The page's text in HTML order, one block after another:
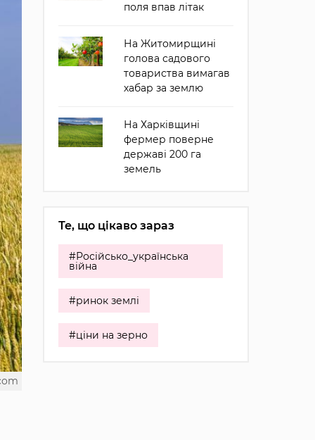
поля впав літак
На Житомирщині
голова садового
товариства вимагав
хабар за землю
На Харківщині
фермер поверне
державі 200 га
земель
Те, що цікаво зараз
#Російсько_українська
війна
#ринок землі
#ціни на зерно